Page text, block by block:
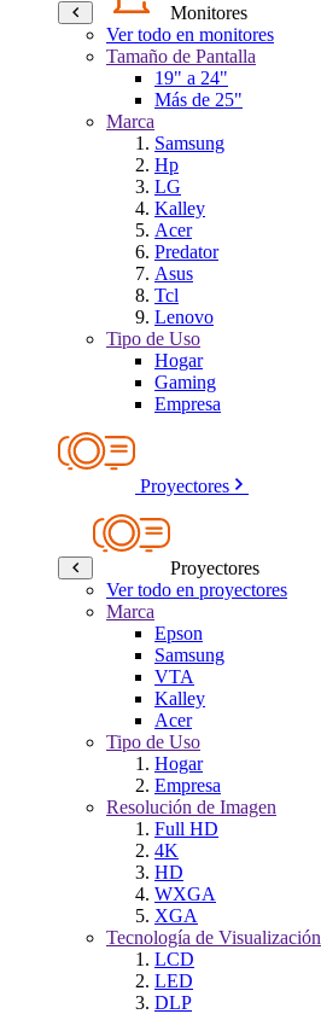
Monitores
Ver todo en monitores
Tamaño de Pantalla
19" a 24"
Más de 25"
Marca
Samsung
Hp
LG
Kalley
Acer
Predator
Asus
Tcl
Lenovo
Tipo de Uso
Hogar
Gaming
Empresa
Proyectores
Proyectores
Ver todo en proyectores
Marca
Epson
Samsung
VTA
Kalley
Acer
Tipo de Uso
Hogar
Empresa
Resolución de Imagen
Full HD
4K
HD
WXGA
XGA
Tecnología de Visualización
LCD
LED
DLP